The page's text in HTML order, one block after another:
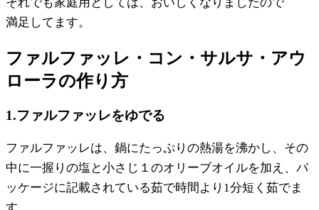
満足してます。
ファルファッレ・コン・サルサ・アウ
ローラの作り方
1.ファルファッレをゆでる
ファルファッレは、鍋にたっぷりの熱湯を沸かし、その
中に一握りの塩と小さじ１のオリーブオイルを加え、パ
ッケージに記載されている茹で時間より1分短く茹でま